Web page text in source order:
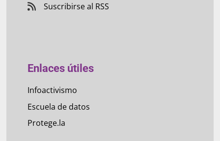
Suscribirse al RSS
Enlaces útiles
Infoactivismo
Escuela de datos
Protege.la